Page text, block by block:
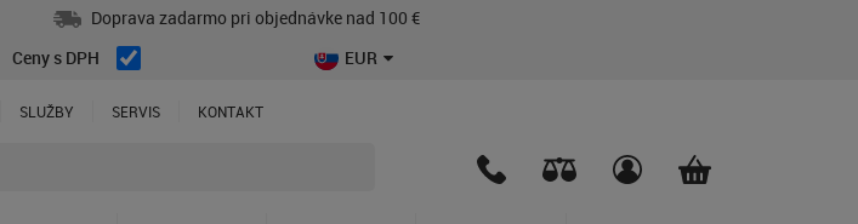
Doprava zadarmo pri objednávke nad 100 €
Ceny s DPH
EUR
SLUŽBY SERVIS KONTAKT